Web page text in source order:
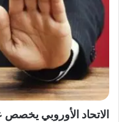
الاتحاد الأوروبي